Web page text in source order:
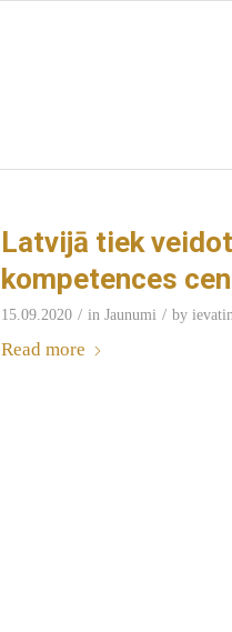
Latvijā tiek
kompetences
15.09.2020 / in Jaunumi / by
Read more